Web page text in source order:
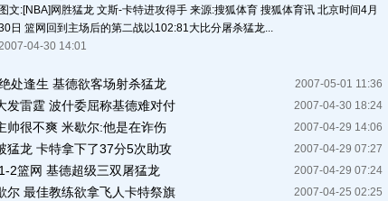
图文:[NBA]网胜猛龙 文斯-卡特进攻得手 来源:搜狐体育 搜狐体育讯 北京时间4月
日 篮网回到主场后的第二战以102:81大比分屠杀猛龙...
04-30 14:01
2007-05-01 11:36
处逢生 基德欲客场射杀猛龙
2007-04-30 18:24
发雷霆 波什委屈称基德难对付
2007-04-29 14:06
帅很不爽 米歇尔:他是在诈伤
2007-04-29 07:27
猛龙 卡特拿下了37分5次助攻
2007-04-29 07:24
2篮网 基德超级三双屠猛龙
2007-04-25 02:25
尔 最佳教练欲拿飞人卡特祭旗